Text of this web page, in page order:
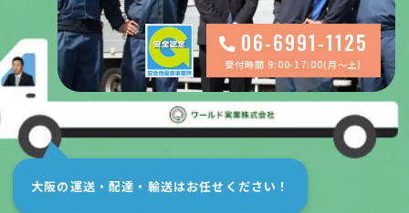
会社案内
安全への取組
採用情報
お問い合わせ
06-6991-1125
受付時間 9:00-17:00(月〜土)
大阪の運送・配達・輸送はお任せください！